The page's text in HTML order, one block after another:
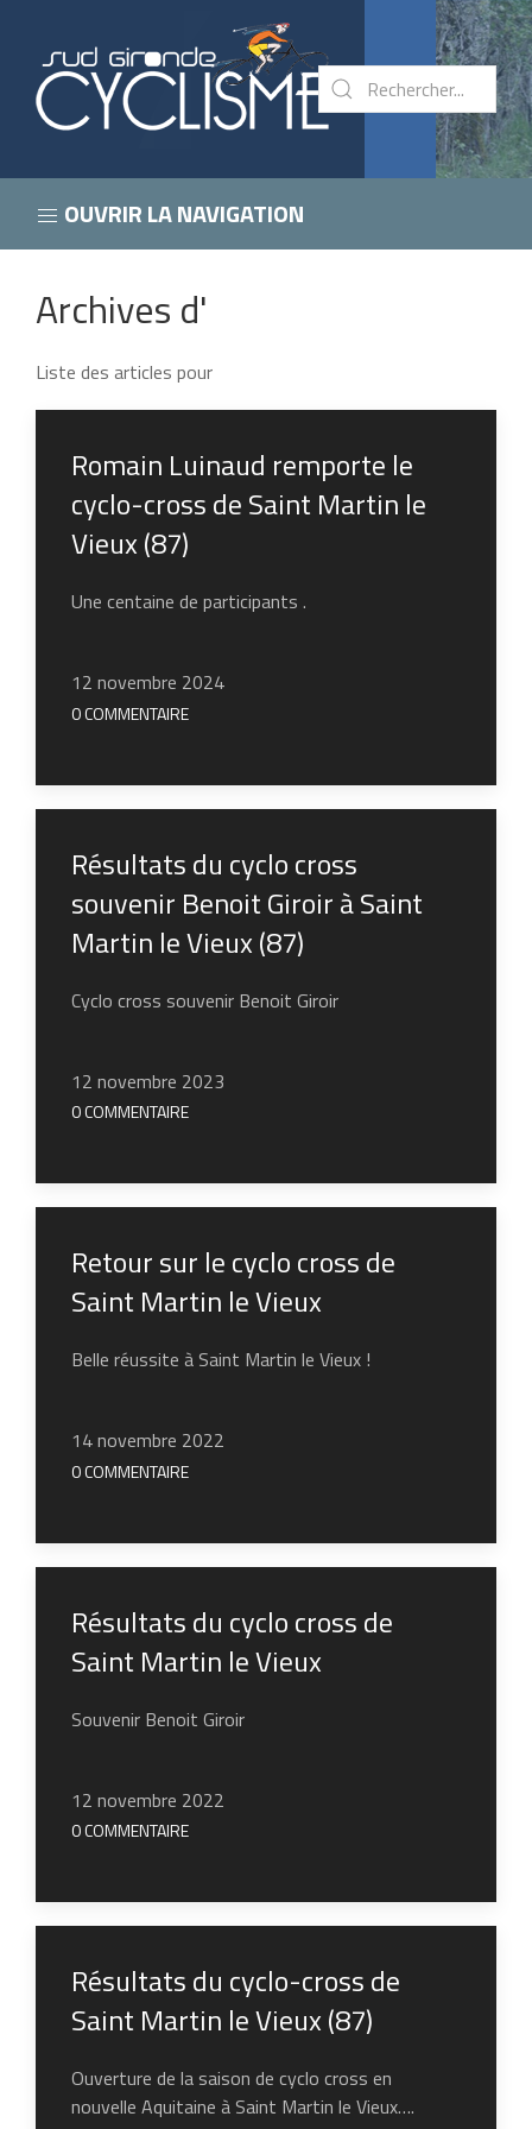
OUVRIR LA NAVIGATION
Archives d'
Liste des articles pour
Romain Luinaud remporte le
cyclo-cross de Saint Martin le
Vieux (87)
Une centaine de participants .
12 novembre 2024
0 COMMENTAIRE
Résultats du cyclo cross
souvenir Benoit Giroir à Saint
Martin le Vieux (87)
Cyclo cross souvenir Benoit Giroir
12 novembre 2023
0 COMMENTAIRE
Retour sur le cyclo cross de
Saint Martin le Vieux
Belle réussite à Saint Martin le Vieux !
14 novembre 2022
0 COMMENTAIRE
Résultats du cyclo cross de
Saint Martin le Vieux
Souvenir Benoit Giroir
12 novembre 2022
0 COMMENTAIRE
Résultats du cyclo-cross de
Saint Martin le Vieux (87)
Ouverture de la saison de cyclo cross en
nouvelle Aquitaine à Saint Martin le Vieux….